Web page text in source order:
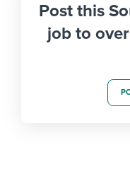
Post this
job to